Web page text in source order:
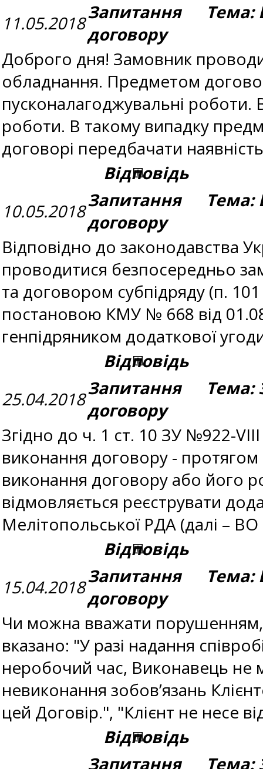
11.05.2018Запитання Тема:
договору
Доброго дня! Замовник
обладнання. Предметом
пусконалагоджувальні роботи.
роботи. В такому випадку
договорі передбачати
Відповідь
10.05.2018Запитання Тема:
договору
Відповідно до законодавства
проводитися безпосередньо
та договором субпідряду (п.
постановою КМУ № 668 від
генпідряником додаткової
Відповідь
25.04.2018Запитання Тема:
договору
Згідно до ч. 1 ст. 10 ЗУ №922-
виконання договору - протягом
виконання договору або його
відмовляється реєструвати
Мелітопольської РДА (далі –
Відповідь
15.04.2018Запитання Тема:
договору
Чи можна вважати порушенням,
вказано: "У разі надання
неробочий час, Виконавець не
невиконання зобов’язань
цей Договір.", "Клієнт не несе
Відповідь
Запитання Тема: